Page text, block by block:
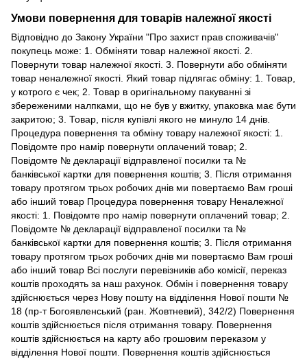
Умови повернення для товарів належної якості
Відповідно до Закону України "Про захист прав споживачів"
покупець може: 1. Обміняти товар належної якості. 2.
Повернути товар належної якості. 3. Повернути або обміняти
товар неналежної якості. Який товар підлягає обміну: 1. Товар,
у котрого є чек; 2. Товар в оригінальному пакуванні зі
збереженими налпками, що не був у вжитку, упаковка має бути
закритою; 3. Товар, після купівлі якого не минуло 14 днів.
Процедура повернення та обміну товару належної якості: 1.
Повідомте про намір повернути оплачений товар; 2.
Повідомте № декларації відправленої посилки та №
банківської картки для повернення коштів; 3. Після отримання
товару протягом трьох робочих днів ми повертаємо Вам гроші
або інший товар Процедура повернення товару Неналежної
якості: 1. Повідомте про намір повернути оплачений товар; 2.
Повідомте № декларації відправленої посилки та №
банківської картки для повернення коштів; 3. Після отримання
товару протягом трьох робочих днів ми повертаємо Вам гроші
або інший товар Всі послуги перевізників або комісії, переказ
коштів проходять за наш рахунок. Обмін і повернення товару
здійснюється через Нову пошту на відділення Нової пошти №
18 (пр-т Богоявленський (ран. Жовтневий), 342/2) Повернення
коштів здійснюється після отримання товару. Повернення
коштів здійснюється на карту або грошовим переказом у
відділення Нової пошти. Повернення коштів здійснюється